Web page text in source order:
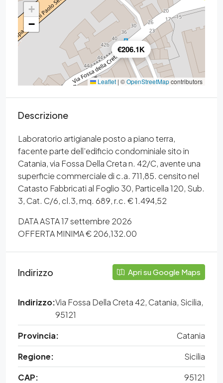
€206.1K
+
−
Leaflet | ©OpenStreetMapcontributors
Descrizione
Laboratorio artigianale posto a piano terra,
facente parte dell’edificio condominiale sito in
Catania, via Fossa Della Creta n. 42/C, avente una
superficie commerciale di c.a. 711,85. censito nel
Catasto Fabbricati al Foglio 30, Particella 120, Sub.
3, Cat. C/6, cl.3, mq. 689, r.c. € 1.494,52
DATA ASTA 17 settembre 2026
OFFERTA MINIMA € 206,132.00
Indirizzo Apri su Google Maps
Indirizzo:Via Fossa Della Creta 42, Catania, Sicilia,
95121
Provincia:
Catania
Regione:
Sicilia
CAP:
95121